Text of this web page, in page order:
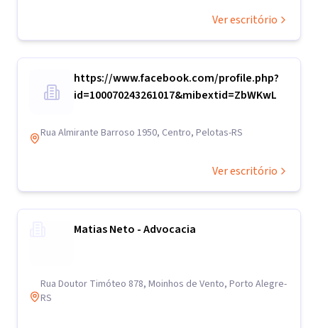
Ver escritório
https://www.facebook.com/profile.php?
id=100070243261017&mibextid=ZbWKwL
Rua Almirante Barroso 1950, Centro, Pelotas-RS
Ver escritório
Matias Neto - Advocacia
Rua Doutor Timóteo 878, Moinhos de Vento, Porto Alegre-
RS